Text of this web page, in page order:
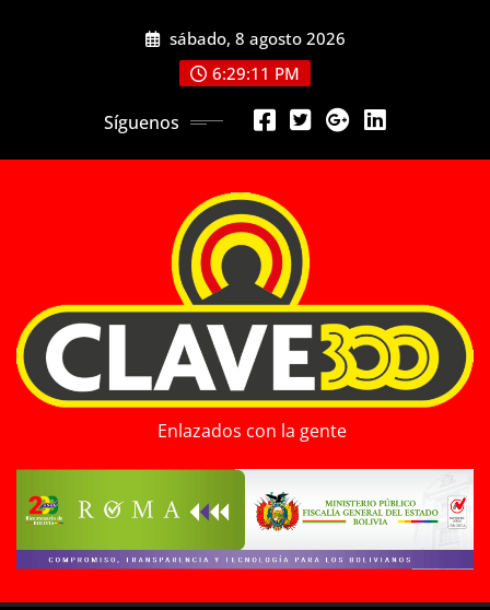
sábado, 8 agosto 2026
6:29:12 PM
Síguenos
Enlazados con la gente